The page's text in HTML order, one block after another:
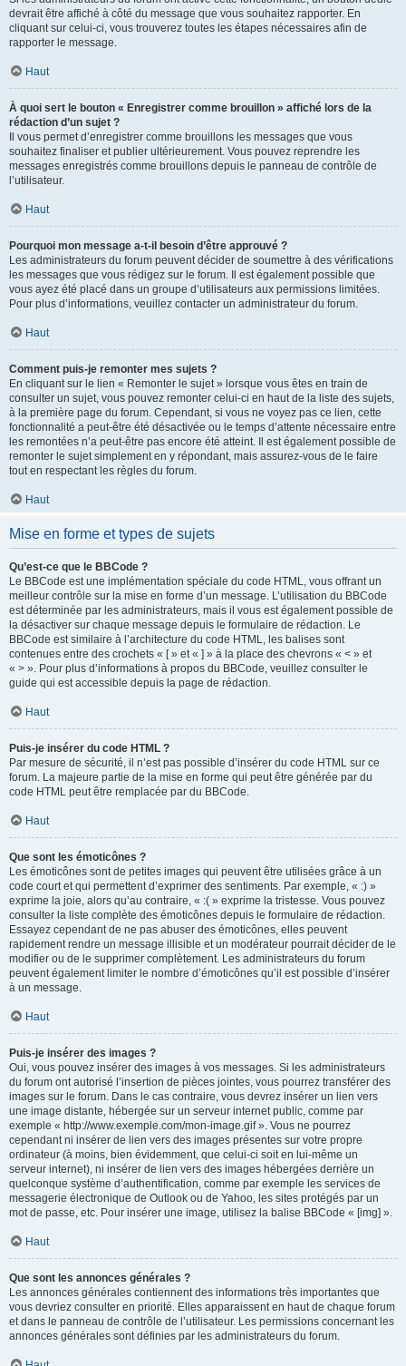
devrait être affiché à côté du message que vous souhaitez rapporter. En
cliquant sur celui-ci, vous trouverez toutes les étapes nécessaires afin de
rapporter le message.
Haut
À quoi sert le bouton « Enregistrer comme brouillon » affiché lors de la
rédaction d’un sujet ?
Il vous permet d’enregistrer comme brouillons les messages que vous
souhaitez finaliser et publier ultérieurement. Vous pouvez reprendre les
messages enregistrés comme brouillons depuis le panneau de contrôle de
l’utilisateur.
Haut
Pourquoi mon message a-t-il besoin d’être approuvé ?
Les administrateurs du forum peuvent décider de soumettre à des vérifications
les messages que vous rédigez sur le forum. Il est également possible que
vous ayez été placé dans un groupe d’utilisateurs aux permissions limitées.
Pour plus d’informations, veuillez contacter un administrateur du forum.
Haut
Comment puis-je remonter mes sujets ?
En cliquant sur le lien « Remonter le sujet » lorsque vous êtes en train de
consulter un sujet, vous pouvez remonter celui-ci en haut de la liste des sujets,
à la première page du forum. Cependant, si vous ne voyez pas ce lien, cette
fonctionnalité a peut-être été désactivée ou le temps d’attente nécessaire entre
les remontées n’a peut-être pas encore été atteint. Il est également possible de
remonter le sujet simplement en y répondant, mais assurez-vous de le faire
tout en respectant les règles du forum.
Haut
Mise en forme et types de sujets
Qu’est-ce que le BBCode ?
Le BBCode est une implémentation spéciale du code HTML, vous offrant un
meilleur contrôle sur la mise en forme d’un message. L’utilisation du BBCode
est déterminée par les administrateurs, mais il vous est également possible de
la désactiver sur chaque message depuis le formulaire de rédaction. Le
BBCode est similaire à l’architecture du code HTML, les balises sont
contenues entre des crochets « [ » et « ] » à la place des chevrons « < » et
« > ». Pour plus d’informations à propos du BBCode, veuillez consulter le
guide qui est accessible depuis la page de rédaction.
Haut
Puis-je insérer du code HTML ?
Par mesure de sécurité, il n’est pas possible d’insérer du code HTML sur ce
forum. La majeure partie de la mise en forme qui peut être générée par du
code HTML peut être remplacée par du BBCode.
Haut
Que sont les émoticônes ?
Les émoticônes sont de petites images qui peuvent être utilisées grâce à un
code court et qui permettent d’exprimer des sentiments. Par exemple, « :) »
exprime la joie, alors qu’au contraire, « :( » exprime la tristesse. Vous pouvez
consulter la liste complète des émoticônes depuis le formulaire de rédaction.
Essayez cependant de ne pas abuser des émoticônes, elles peuvent
rapidement rendre un message illisible et un modérateur pourrait décider de le
modifier ou de le supprimer complètement. Les administrateurs du forum
peuvent également limiter le nombre d’émoticônes qu’il est possible d’insérer
à un message.
Haut
Puis-je insérer des images ?
Oui, vous pouvez insérer des images à vos messages. Si les administrateurs
du forum ont autorisé l’insertion de pièces jointes, vous pourrez transférer des
images sur le forum. Dans le cas contraire, vous devrez insérer un lien vers
une image distante, hébergée sur un serveur internet public, comme par
exemple « http://www.exemple.com/mon-image.gif ». Vous ne pourrez
cependant ni insérer de lien vers des images présentes sur votre propre
ordinateur (à moins, bien évidemment, que celui-ci soit en lui-même un
serveur internet), ni insérer de lien vers des images hébergées derrière un
quelconque système d’authentification, comme par exemple les services de
messagerie électronique de Outlook ou de Yahoo, les sites protégés par un
mot de passe, etc. Pour insérer une image, utilisez la balise BBCode « [img] ».
Haut
Que sont les annonces générales ?
Les annonces générales contiennent des informations très importantes que
vous devriez consulter en priorité. Elles apparaissent en haut de chaque forum
et dans le panneau de contrôle de l’utilisateur. Les permissions concernant les
annonces générales sont définies par les administrateurs du forum.